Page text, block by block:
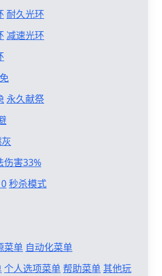
耐久光环
减速光环
永久献祭
伤害33%
秒杀模式
菜单 自动化菜单
个人选项菜单帮助菜单其他玩